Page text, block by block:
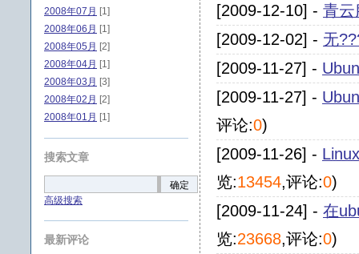
[2009-12-10] - 青云
[2009-12-02] - 无
[2009-11-27] -
[2009-11-27] -
评论:0)
[2009-11-26] -
览:13454,评论:0)
[2009-11-24] - 在
览:23668,评论:0)
2008年07月 [1]
2008年06月 [1]
2008年05月 [2]
2008年04月 [1]
2008年03月 [3]
2008年02月 [2]
2008年01月 [1]
搜索文章
确定
高级搜索
最新评论